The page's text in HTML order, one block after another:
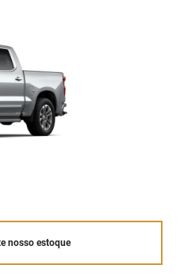
nosso estoque